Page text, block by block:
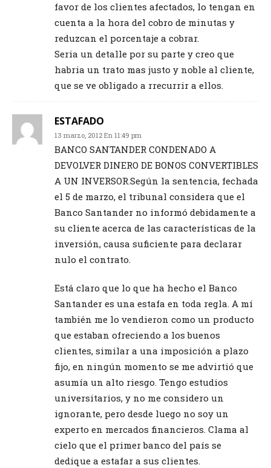
favor de los clientes afectados, lo tengan en
cuenta a la hora del cobro de minutas y
reduzcan el porcentaje a cobrar.
Seria un detalle por su parte y creo que
habria un trato mas justo y noble al cliente,
que se ve obligado a rrecurrir a ellos.
ESTAFADO
13 marzo, 2012 En 11:49 pm
BANCO SANTANDER CONDENADO A
DEVOLVER DINERO DE BONOS CONVERTIBLES
A UN INVERSOR.Según la sentencia, fechada
el 5 de marzo, el tribunal considera que el
Banco Santander no informó debidamente a
su cliente acerca de las características de la
inversión, causa suficiente para declarar
nulo el contrato.
Está claro que lo que ha hecho el Banco
Santander es una estafa en toda regla. A mí
también me lo vendieron como un producto
que estaban ofreciendo a los buenos
clientes, similar a una imposición a plazo
fijo, en ningún momento se me advirtió que
asumía un alto riesgo. Tengo estudios
universitarios, y no me considero un
ignorante, pero desde luego no soy un
experto en mercados financieros. Clama al
cielo que el primer banco del país se
dedique a estafar a sus clientes.